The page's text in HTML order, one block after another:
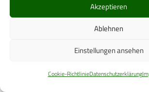
Akzeptieren
Ablehnen
Einstellungen ansehen
Cookie-RichtlinieDatenschutzerklärung
Ecolab Deutschland GmbH